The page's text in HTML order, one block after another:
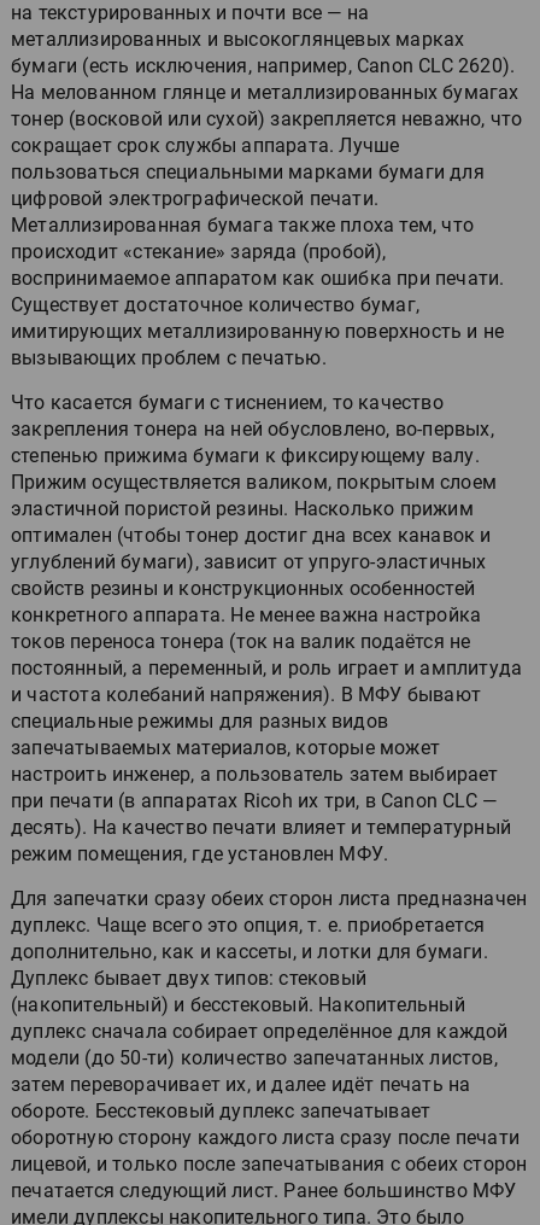
на текстурированных и почти все — на
металлизированных и высокоглянцевых марках
бумаги (есть исключения, например, Canon CLC 2620).
На мелованном глянце и металлизированных бумагах
тонер (восковой или сухой) закрепляется неважно, что
сокращает срок службы аппарата. Лучше
пользоваться специальными марками бумаги для
цифровой электрографической печати.
Металлизированная бумага также плоха тем, что
происходит «стекание» заряда (пробой),
воспринимаемое аппаратом как ошибка при печати.
Существует достаточное количество бумаг,
имитирующих металлизированную поверхность и не
вызывающих проблем с печатью.
Что касается бумаги с тиснением, то качество
закрепления тонера на ней обусловлено, во-первых,
степенью прижима бумаги к фиксирующему валу.
Прижим осуществляется валиком, покрытым слоем
эластичной пористой резины. Насколько прижим
оптимален (чтобы тонер достиг дна всех канавок и
углублений бумаги), зависит от упруго-эластичных
свойств резины и конструкционных особенностей
конкретного аппарата. Не менее важна настройка
токов переноса тонера (ток на валик подаётся не
постоянный, а переменный, и роль играет и амплитуда
и частота колебаний напряжения). В МФУ бывают
специальные режимы для разных видов
запечатываемых материалов, которые может
настроить инженер, а пользователь затем выбирает
при печати (в аппаратах Ricoh их три, в Canon CLC —
десять). На качество печати влияет и температурный
режим помещения, где установлен МФУ.
Для запечатки сразу обеих сторон листа предназначен
дуплекс. Чаще всего это опция, т. е. приобретается
дополнительно, как и кассеты, и лотки для бумаги.
Дуплекс бывает двух типов: стековый
(накопительный) и бесстековый. Накопительный
дуплекс сначала собирает определённое для каждой
модели (до 50-ти) количество запечатанных листов,
затем переворачивает их, и далее идёт печать на
обороте. Бесстековый дуплекс запечатывает
оборотную сторону каждого листа сразу после печати
лицевой, и только после запечатывания с обеих сторон
печатается следующий лист. Ранее большинство МФУ
имели дуплексы накопительного типа. Это было